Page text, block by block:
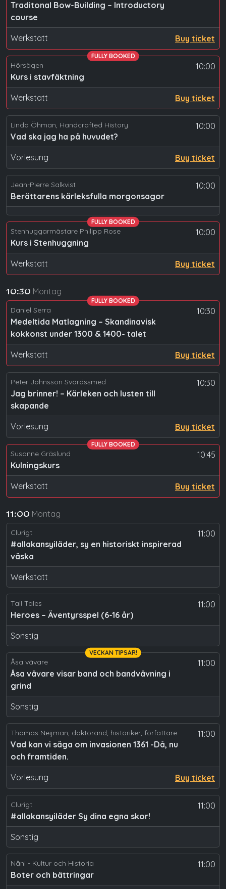
Traditonal Bow-Building – Introductory
course
Werkstatt Buy ticket
10:00
Hörsägen
Kurs i stavfäktning
Werkstatt Buy ticket
FULLY BOOKED
10:00
Linda Öhman, Handcrafted History
Vad ska jag ha på huvudet?
Vorlesung Buy ticket
10:00
Jean-Pierre Salkvist
Berättarens kärleksfulla morgonsagor
10:00
Stenhuggarmästare Philipp Rose
Kurs i Stenhuggning
Werkstatt Buy ticket
FULLY BOOKED
10:30 Montag
10:30
Daniel Serra
Medeltida Matlagning – Skandinavisk
kokkonst under 1300 & 1400- talet
Werkstatt Buy ticket
FULLY BOOKED
10:30
Peter Johnsson Svärdssmed
Jag brinner! – Kärleken och lusten till
skapande
Vorlesung Buy ticket
10:45
Susanne Gräslund
Kulningskurs
Werkstatt Buy ticket
FULLY BOOKED
11:00 Montag
11:00
Clurigt
#allakansyiläder, sy en historiskt inspirerad
väska
Werkstatt
11:00
Tall Tales
Heroes – Äventyrsspel (6-16 år)
Sonstig
11:00
Åsa vävare
Åsa vävare visar band och bandvävning i
grind
Sonstig
VECKAN TIPSAR!
11:00
Thomas Neijman, doktorand, historiker, författare
Vad kan vi säga om invasionen 1361 -Då, nu
och framtiden.
Vorlesung Buy ticket
11:00
Clurigt
#allakansyiläder Sy dina egna skor!
Sonstig
11:00
Nåni - Kultur och Historia
Boter och bättringar